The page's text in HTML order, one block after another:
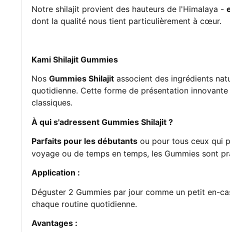
Notre shilajit provient des hauteurs de l'Himalaya -
dont la qualité nous tient particulièrement à cœur.
Kami Shilajit Gummies
Nos Gummies Shilajit associent des ingrédients
quotidienne. Cette forme de présentation
classiques.
À qui s'adressent Gummies Shilajit ?
Parfaits pour les débutants ou pour tous ceux qui
voyage ou de temps en temps, les Gummies sont
Application :
Déguster 2 Gummies par jour comme un petit en-
chaque routine quotidienne.
Avantages :